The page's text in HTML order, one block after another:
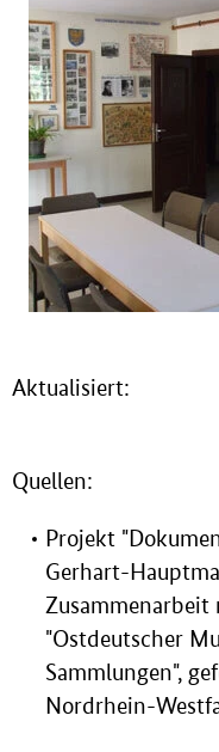
Aktualisiert:
Quellen:
Projekt
Gerhart-
"Ostdeutscher
Sammlungen",
Nordrhein-